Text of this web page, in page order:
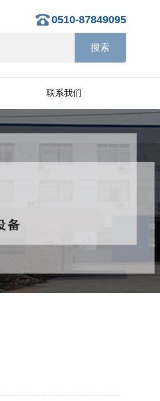
0510-87849095
联系我们